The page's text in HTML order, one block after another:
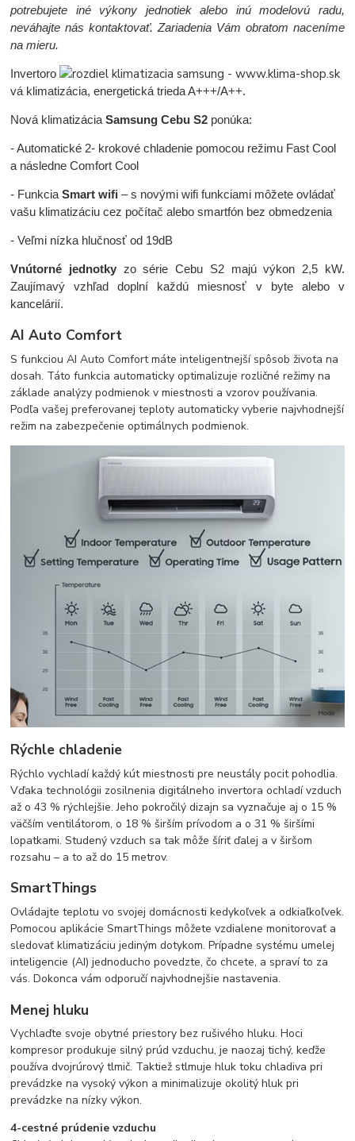
potrebujete iné výkony jednotiek alebo inú modelovú radu,
neváhajte nás kontaktovať. Zariadenia Vám obratom naceníme
na mieru.
Invertoro
vá klimatizácia, energetická triedaA+++/A++.
Nová klimatizácia Samsung Cebu S2 ponúka:
- Automatické 2- krokové chladenie pomocou režimu Fast Cool
a následne Comfort Cool
- FunkciaSmart wifi – s novými wifi funkciami môžete ovládať
vašu klimatizáciu cez počítač alebo smartfón bez obmedzenia
- Veľmi nízka hlučnosť od 19dB
Vnútorné jednotky zo série Cebu S2 majú výkon 2,5 kW.
Zaujímavý vzhľad doplní každú miesnosť v byte alebo v
kancelárií.
AI Auto Comfort
S funkciou AI Auto Comfort máte inteligentnejší spôsob života na
dosah. Táto funkcia automaticky optimalizuje rozličné režimy na
základe analýzy podmienok v miestnosti a vzorov používania.
Podľa vašej preferovanej teploty automaticky vyberie najvhodnejší
režim na zabezpečenie optimálnych podmienok.
Rýchle chladenie
Rýchlo vychladí každý kút miestnosti pre neustály pocit pohodlia.
Vďaka technológii zosilnenia digitálneho invertora ochladí vzduch
až o 43 % rýchlejšie. Jeho pokročilý dizajn sa vyznačuje aj o 15 %
väčším ventilátorom, o 18 % širším prívodom a o 31 % širšími
lopatkami. Studený vzduch sa tak môže šíriť ďalej a v širšom
rozsahu – a to až do 15 metrov.
SmartThings
Ovládajte teplotu vo svojej domácnosti kedykoľvek a odkiaľkoľvek.
Pomocou aplikácie SmartThings môžete vzdialene monitorovať a
sledovať klimatizáciu jediným dotykom. Prípadne systému umelej
inteligencie (AI) jednoducho povedzte, čo chcete, a spraví to za
vás. Dokonca vám odporučí najvhodnejšie nastavenia.
Menej hluku
Vychlaďte svoje obytné priestory bez rušivého hluku. Hoci
kompresor produkuje silný prúd vzduchu, je naozaj tichý, keďže
používa dvojrúrový tlmič. Taktiež stlmuje hluk toku chladiva pri
prevádzke na vysoký výkon a minimalizuje okolitý hluk pri
prevádzke na nízky výkon.
4-cestné prúdenie vzduchu